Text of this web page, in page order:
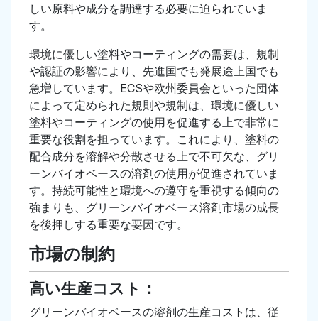
しい原料や成分を調達する必要に迫られていま
す。
環境に優しい塗料やコーティングの需要は、規制
や認証の影響により、先進国でも発展途上国でも
急増しています。ECSや欧州委員会といった団体
によって定められた規則や規制は、環境に優しい
塗料やコーティングの使用を促進する上で非常に
重要な役割を担っています。これにより、塗料の
配合成分を溶解や分散させる上で不可欠な、グリ
ーンバイオベースの溶剤の使用が促進されていま
す。持続可能性と環境への遵守を重視する傾向の
強まりも、グリーンバイオベース溶剤市場の成長
を後押しする重要な要因です。
市場の制約
高い生産コスト：
グリーンバイオベースの溶剤の生産コストは、従